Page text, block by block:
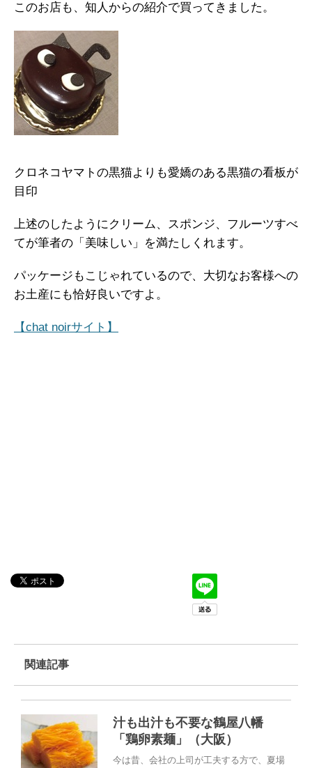
このお店も、知人からの紹介で買ってきました。
クロネコヤマトの黒猫よりも愛嬌のある黒猫の看板が
目印
上述のしたようにクリーム、スポンジ、フルーツすべ
てが筆者の「美味しい」を満たしくれます。
パッケージもこじゃれているので、大切なお客様への
お土産にも恰好良いですよ。
【chat noirサイト】
関連記事
汁も出汁も不要な鶴屋八幡
「鶏卵素麺」（大阪）
今は昔、会社の上司が工夫する方で、夏場